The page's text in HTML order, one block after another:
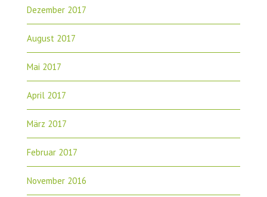
Dezember 2017
August 2017
Mai 2017
April 2017
März 2017
Februar 2017
November 2016